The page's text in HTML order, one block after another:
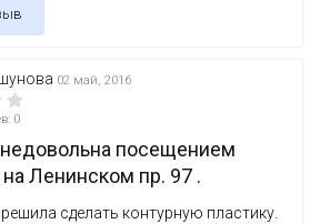
02 май, 2016
0
посещением
Ленинском пр. 97 .
сделать контурную пластику.